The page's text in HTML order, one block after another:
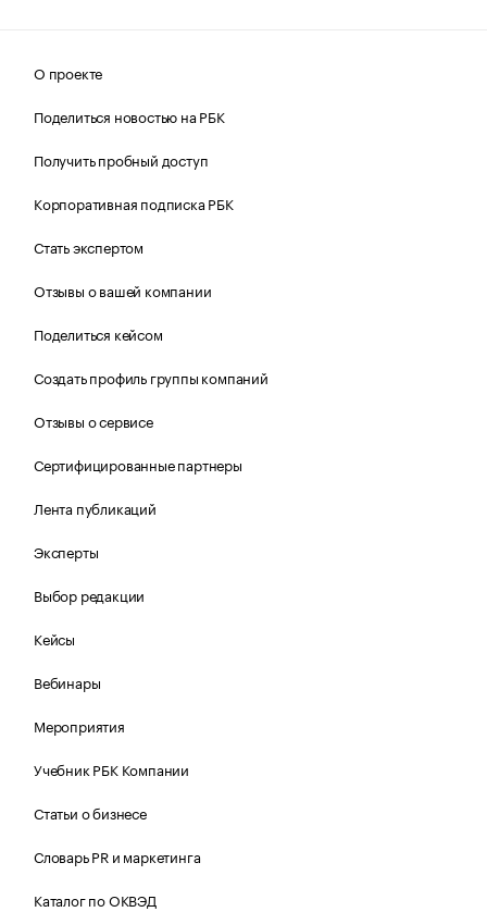
О проекте
Поделиться новостью на РБК
Получить пробный доступ
Корпоративная подписка РБК
Стать экспертом
Отзывы о вашей компании
Поделиться кейсом
Создать профиль группы компаний
Отзывы о сервисе
Сертифицированные партнеры
Лента публикаций
Эксперты
Выбор редакции
Кейсы
Вебинары
Мероприятия
Учебник РБК Компании
Статьи о бизнесе
Словарь PR и маркетинга
Каталог по ОКВЭД